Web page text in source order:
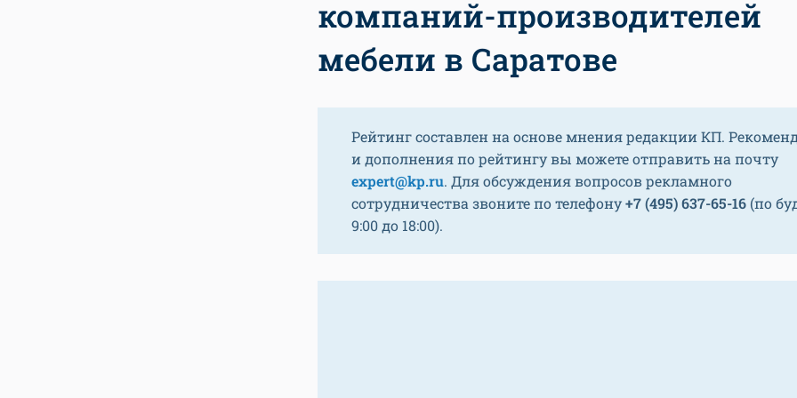
компаний-производителей
мебели в Саратове
Рейтинг составлен на основе мнения редакции КП.
и дополнения по рейтингу вы можете отправить на почту
expert@kp.ru. Для обсуждения вопросов рекламного
сотрудничества звоните по телефону+7 (495) 637-65-16 (по
9:00 до 18:00).